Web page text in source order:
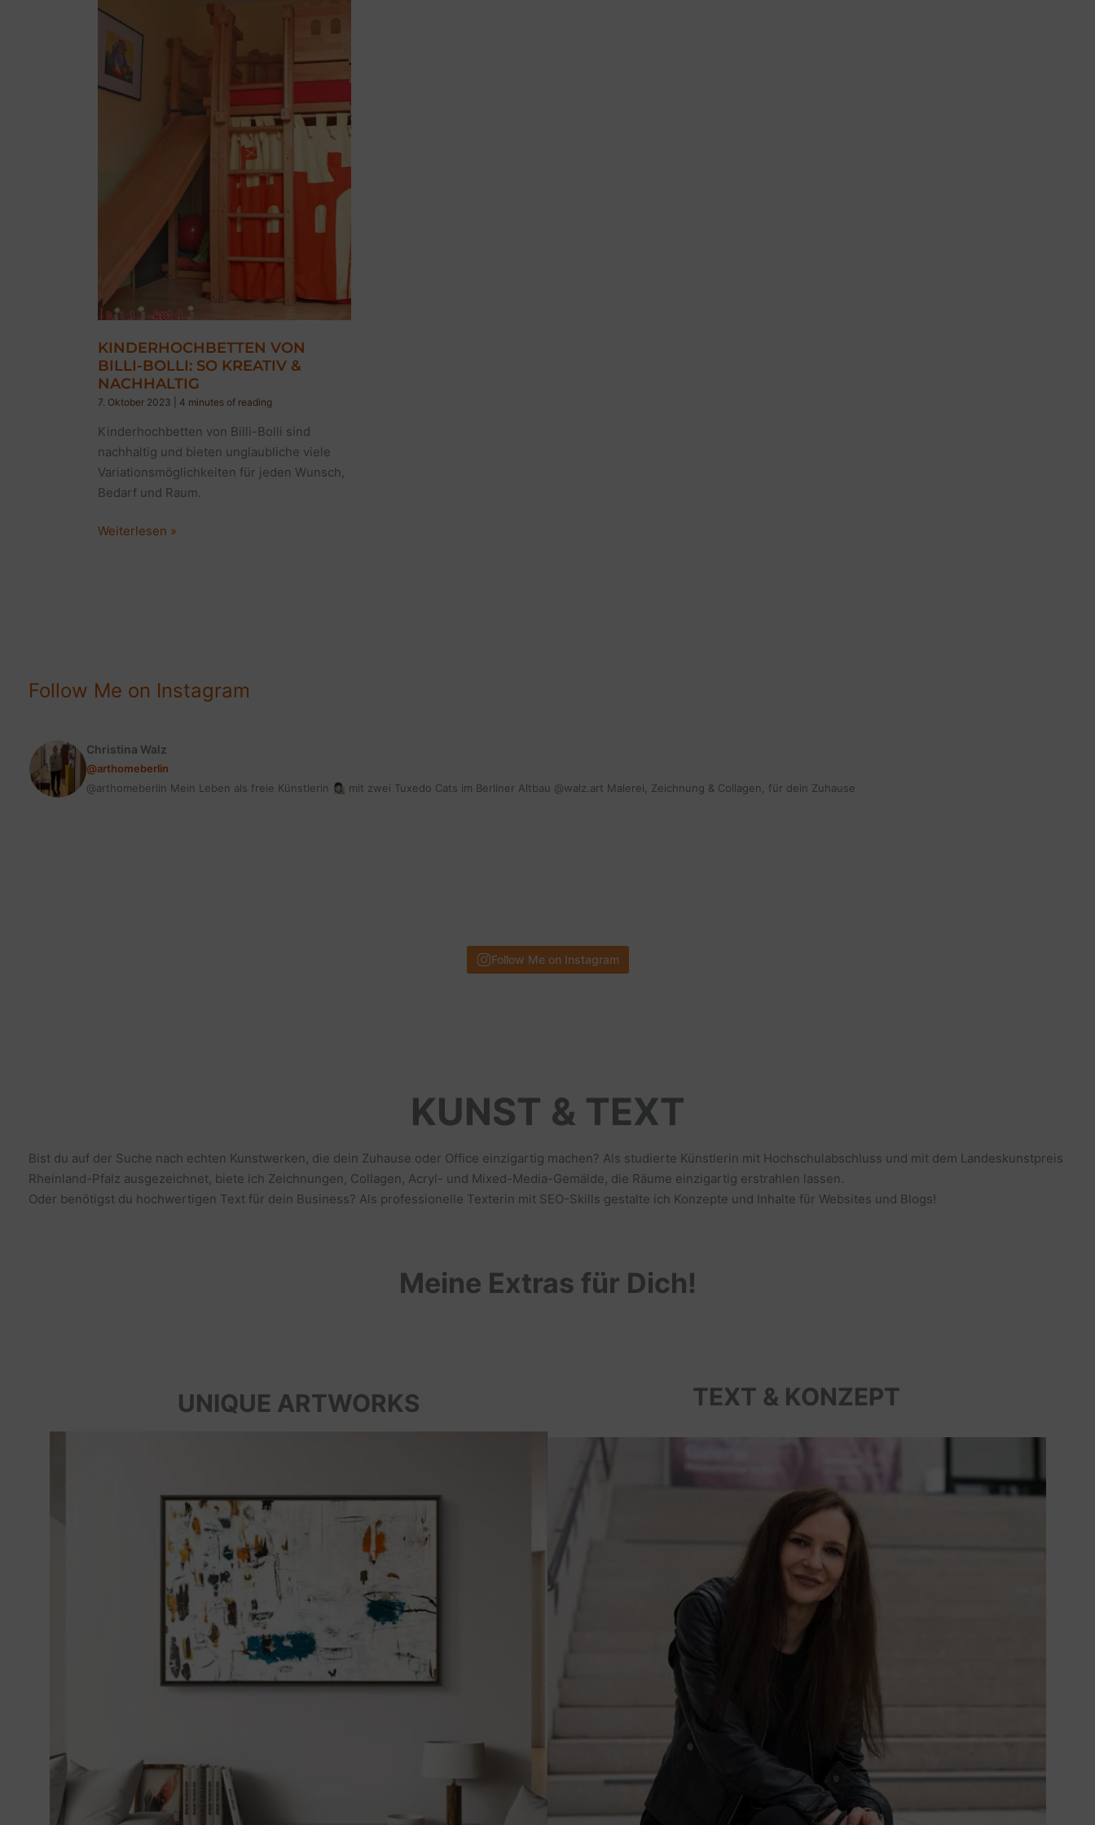
KINDERHOCHBETTEN VON
BILLI-BOLLI: SO KREATIV &
NACHHALTIG
7. Oktober 2023 4 minutes of reading
Kinderhochbetten von Billi-Bolli sind
nachhaltig und bieten unglaubliche viele
Variationsmöglichkeiten für jeden Wunsch,
Bedarf und Raum.
Kinderhochbetten
Weiterlesen »
Follow Me on Instagram
Christina Walz
@arthomeberlin
@arthomeberlin Mein Leben als freie Künstlerin 👩🏻‍🎨 mit zwei Tuxedo Cats im Berliner Altbau @walz.art Malerei, Zeichnung & Collagen, für dein Zuhause
Follow Me on Instagram
KUNST & TEXT
Bist du auf der Suche nach echten Kunstwerken, die dein Zuhause oder Office einzigartig machen? Als studierte Künstlerin mit Hochschulabschluss und mit dem Landeskunstpreis
Rheinland-Pfalz ausgezeichnet, biete ich Zeichnungen, Collagen, Acryl- und Mixed-Media-Gemälde, die Räume einzigartig erstrahlen lassen.
Oder benötigst du hochwertigen Text für dein Business? Als professionelle Texterin mit SEO-Skills gestalte ich Konzepte und Inhalte für Websites und Blogs!
Meine Extras für Dich!
UNIQUE ARTWORKS TEXT & KONZEPT